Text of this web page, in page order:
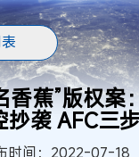
香蕉”版权案
抄袭 AFC三
时间：2022-07-18